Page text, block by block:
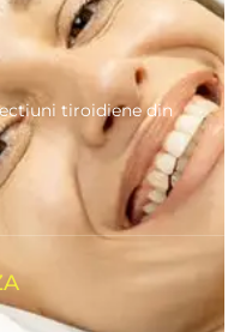
tiroidiene din